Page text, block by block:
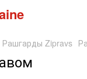
Рашгарды Zipravs